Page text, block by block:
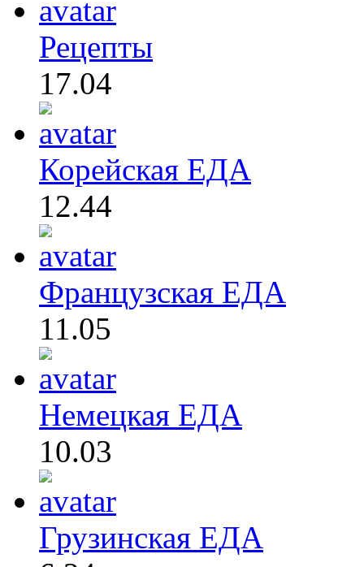
Рецепты
17.04
Корейская ЕДА
12.44
Французская ЕДА
11.05
Немецкая ЕДА
10.03
Грузинская ЕДА